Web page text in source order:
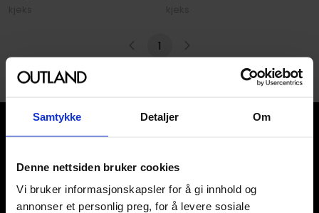
Samtykke Detaljer Om
Denne nettsiden bruker cookies
Vi bruker informasjonskapsler for å gi innhold og
annonser et personlig preg, for å levere sosiale
1
Våre kategorier